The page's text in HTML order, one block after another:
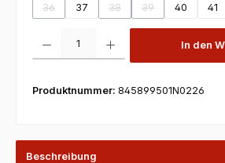
36
(Diese Option ist zurzeit nicht verfügbar.)
37 38
(Diese Option ist zurzeit
39
(Diese Option ist
40 41
In den
Produktnummer: 845899501N0226
Beschreibung